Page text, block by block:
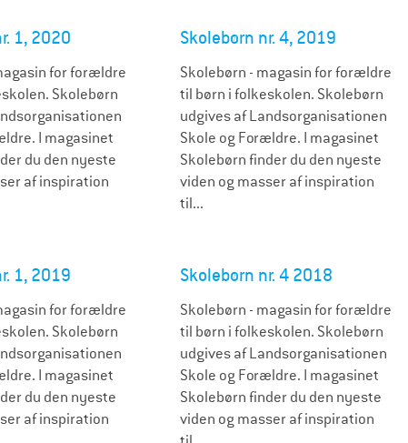
1, 2020
for forældre
Skolebørn
I magasinet
du den nyeste
af inspiration
Skolebørn nr. 4, 2019
Skolebørn - magasin for forældre
til børn i folkeskolen. Skolebørn
udgives af Landsorganisationen
Skole og Forældre. I magasinet
Skolebørn finder du den nyeste
viden og masser af inspiration
til...
1, 2019
for forældre
Skolebørn
I magasinet
du den nyeste
af inspiration
Skolebørn nr. 4 2018
Skolebørn - magasin for forældre
til børn i folkeskolen. Skolebørn
udgives af Landsorganisationen
Skole og Forældre. I magasinet
Skolebørn finder du den nyeste
viden og masser af inspiration